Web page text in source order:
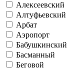
Алексеевский
Алтуфьевский
Арбат
Аэропорт
Бабушкинский
Басманный
Беговой